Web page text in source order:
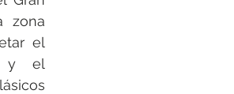
zona
el
y el